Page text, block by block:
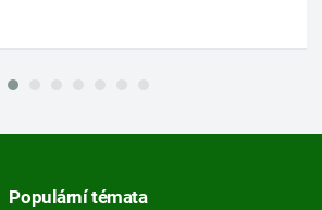
Populární témata